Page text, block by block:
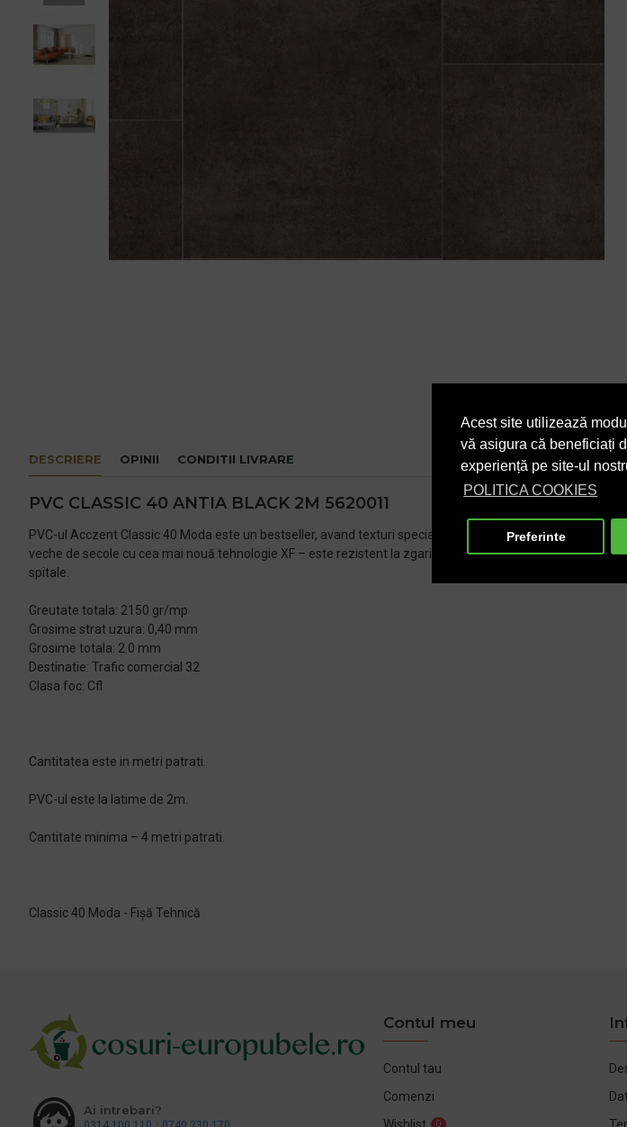
Acest site utilizează
vă asigura că beneficiați
experiență pe site-ul
POLITICA COOKIES
Preferinte
DESCRIERE OPINII CONDITII LIVRARE
PVC CLASSIC 40 ANTIA BLACK 2M 5620011
PVC-ul Acczent Classic 40 Moda este un bestseller, avand texturi speciale, un sistem de montaj rapid si
veche de secole cu cea mai nouă tehnologie XF – este rezistent la zgarieturi, anti-static, anti-bacterian
spitale.
Greutate totala: 2150 gr/mp
Grosime strat uzura: 0,40 mm
Grosime totala: 2.0 mm
Destinatie: Trafic comercial 32
Clasa foc: Cfl
Cantitatea este in metri patrati.
PVC-ul este la latime de 2m.
Cantitate minima – 4 metri patrati.
Classic 40 Moda - Fișă Tehnică
Ai intrebari?
Contul meu
Contul tau
Comenzi
Wishlist
0